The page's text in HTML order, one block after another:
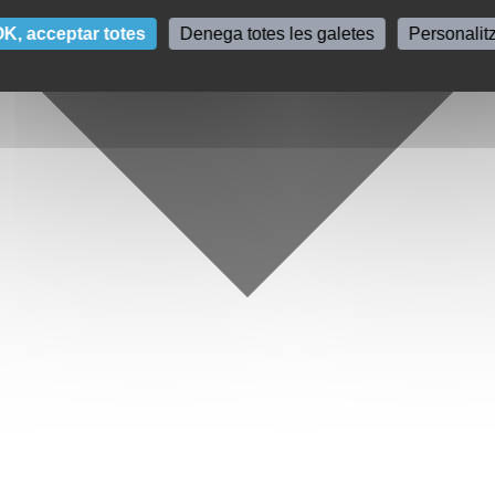
acceptar totes Denega totes les galetes